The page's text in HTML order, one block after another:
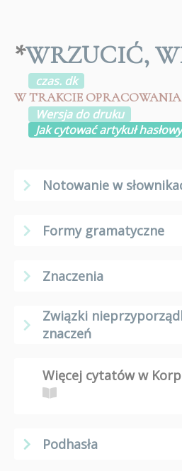
*WRZUCIĆ,
czas. dk
W TRAKCIE OPRACOWANIA
Wersja do druku
Jak cytować artykuł hasłowy
Notowanie w
Formy gramatyczne
Znaczenia
Związki
znaczeń
Więcej cytatów w
Podhasła